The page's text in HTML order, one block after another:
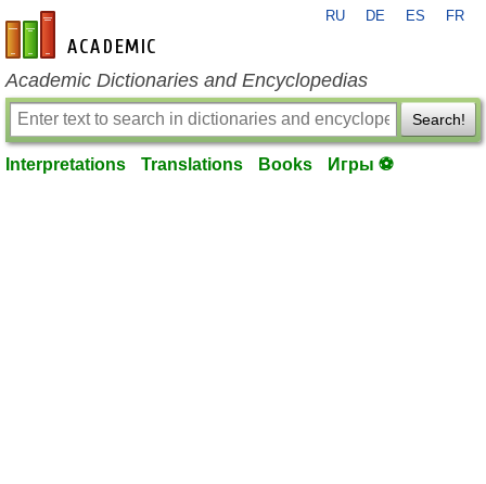
en-academic.com
RU DE ES FR
Academic Dictionaries and Encyclopedias
Search!
Interpretations Translations Books Игры ⚽